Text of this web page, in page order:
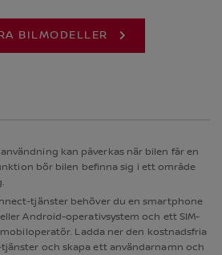
BILMODELLER
kan påverkas när bilen får en
bör bilen befinna sig i ett område
tjänster behöver du en smartphone
Android-operativsystem och ett SIM-
Ladda ner den kostnadsfria
och skapa ett användarnamn och